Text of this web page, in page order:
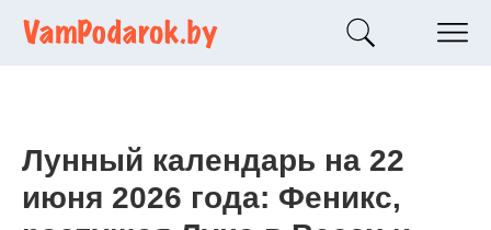
Лунный календарь на 22
июня 2026 года: Феникс,